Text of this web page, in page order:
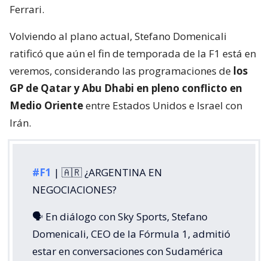
Ferrari.
Volviendo al plano actual, Stefano Domenicali
ratificó que aún el fin de temporada de la F1 está en
veremos, considerando las programaciones de los
GP de Qatar y Abu Dhabi en pleno conflicto en
Medio Orienteentre Estados Unidos e Israel con
Irán.
#F1 | 🇦🇷 ¿ARGENTINA EN
NEGOCIACIONES?
🗣️ En diálogo con Sky Sports, Stefano
Domenicali, CEO de la Fórmula 1, admitió
estar en conversaciones con Sudamérica